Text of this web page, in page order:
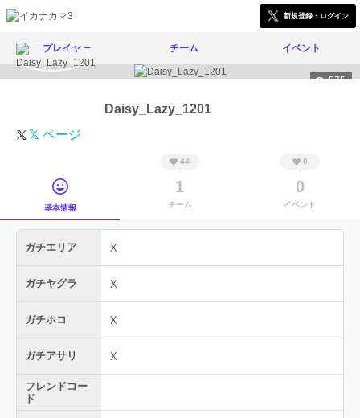
新規登録・ログイン
プレイヤー チーム イベント
575
Daisy_Lazy_1201
𝕏 ページ
基本情報
44
1
チーム
0
0
イベント
ガチエリア X
ガチヤグラ X
ガチホコ X
ガチアサリ X
フレンドコー
ド